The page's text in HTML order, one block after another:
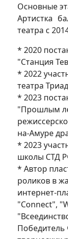
Основные
Артистка
театра с
* 2020
"Станция
* 2022
театра
* 2023
"Прошлым
на-Амуре
* 2023
школы СТД
* Автор
роликов в
интернет-
"Connect",
Победитель